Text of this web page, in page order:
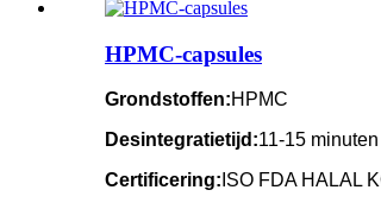
HPMC-capsules
Grondstoffen:HPMC
Desintegratietijd:11-15 minuten
Certificering: ISO FDA HALAL